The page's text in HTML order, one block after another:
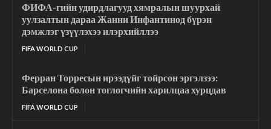
ФИФА-гийн удирдлагууд хямралын шуурхай
уулзалтын дараа Жанни Инфантинод бүрэн
дэмжлэг үзүүлэхээ илэрхийллээ
FIFA WORLD CUP
Ферран Торресын ирээдүйг тойрсон эргэлзээ:
Барселона болон тоглогчийн харилцаа хурцдав
FIFA WORLD CUP